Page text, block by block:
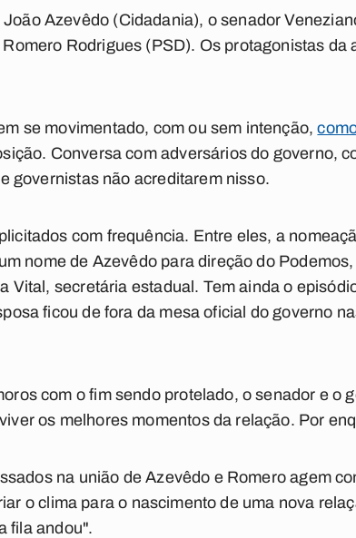
Azevêdo (Cidadania), o senador
Rodrigues (PSD). Os protagonistas da
se movimentado, com ou sem intenção,
Conversa com adversários do governo,
governistas não acreditarem nisso.
com frequência. Entre eles, a
nome de Azevêdo para direção do Podemos
Vital, secretária estadual. Tem ainda o
ficou de fora da mesa oficial do governo
com o fim sendo protelado, o senador e o
os melhores momentos da relação. Por
na união de Azevêdo e Romero agem
o clima para o nascimento de uma nova
fila andou".